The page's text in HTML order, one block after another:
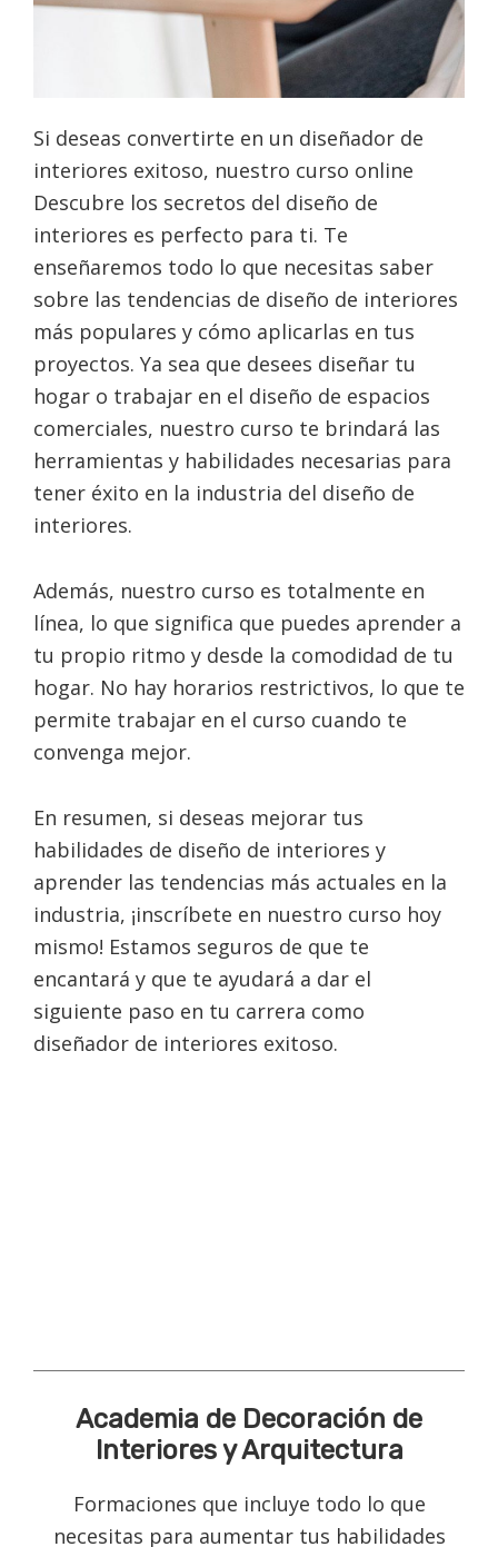
Si deseas convertirte en un diseñador de
interiores exitoso, nuestro curso online
Descubre los secretos del diseño de
interiores es perfecto para ti. Te
enseñaremos todo lo que necesitas saber
sobre las tendencias de diseño de interiores
más populares y cómo aplicarlas en tus
proyectos. Ya sea que desees diseñar tu
hogar o trabajar en el diseño de espacios
comerciales, nuestro curso te brindará las
herramientas y habilidades necesarias para
tener éxito en la industria del diseño de
interiores.
Además, nuestro curso es totalmente en
línea, lo que significa que puedes aprender a
tu propio ritmo y desde la comodidad de tu
hogar. No hay horarios restrictivos, lo que te
permite trabajar en el curso cuando te
convenga mejor.
En resumen, si deseas mejorar tus
habilidades de diseño de interiores y
aprender las tendencias más actuales en la
industria, ¡inscríbete en nuestro curso hoy
mismo! Estamos seguros de que te
encantará y que te ayudará a dar el
siguiente paso en tu carrera como
diseñador de interiores exitoso.
Academia de Decoración de
Interiores y Arquitectura
Formaciones que incluye todo lo que
necesitas para aumentar tus habilidades